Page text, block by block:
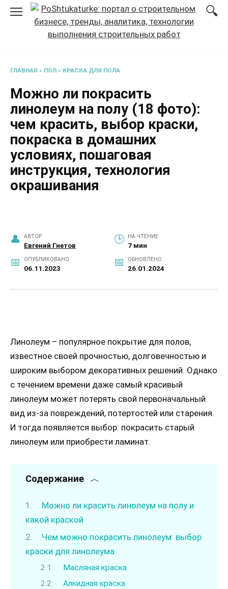
Перейти
содержанию
ГЛАВНАЯ » ПОЛ » КРАСКА ДЛЯ ПОЛА
Можно ли покрасить
линолеум на полу (18 фото):
чем красить, выбор краски,
покраска в домашних
условиях, пошаговая
инструкция, технология
окрашивания
АВТОР
Евгений Гнетов
НА ЧТЕНИЕ
7 мин
ОПУБЛИКОВАНО
06.11.2023
ОБНОВЛЕНО
26.01.2024
Линолеум – популярное покрытие для полов,
известное своей прочностью, долговечностью и
широким выбором декоративных решений. Однако
с течением времени даже самый красивый
линолеум может потерять свой первоначальный
вид из-за повреждений, потертостей или старения.
И тогда появляется выбор: покрасить старый
линолеум или приобрести ламинат.
Содержание
Можно ли красить линолеум на полу и
какой краской
Чем можно покрасить линолеум: выбор
краски для линолеума
Масляная краска
Алкидная краска